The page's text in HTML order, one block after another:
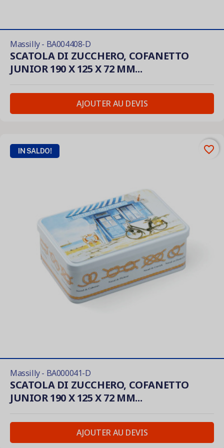
Massilly - BA004408-D
SCATOLA DI ZUCCHERO, COFANETTO
JUNIOR 190 X 125 X 72 MM...
AJOUTER AU DEVIS
Massilly - BA000041-D
SCATOLA DI ZUCCHERO, COFANETTO
JUNIOR 190 X 125 X 72 MM...
AJOUTER AU DEVIS
IN SALDO! favorite_border